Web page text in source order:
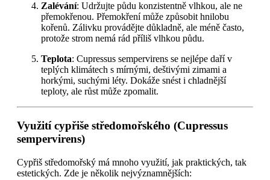
Zalévání: Udržujte půdu konzistentně vlhkou, ale ne
přemokřenou. Přemokření může způsobit hnilobu
kořenů. Zálivku provádějte důkladně, ale méně často,
protože strom nemá rád příliš vlhkou půdu.
Teplota: Cupressus sempervirens se nejlépe daří v
teplých klimátech s mírnými, deštivými zimami a
horkými, suchými léty. Dokáže snést i chladnější
teploty, ale růst může zpomalit.
Využití cypřiše středomořského (Cupressus
sempervirens)
Cypřiš středomořský má mnoho využití, jak praktických, tak
estetických. Zde je několik nejvýznamnějších: